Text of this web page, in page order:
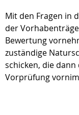
Mit den Fragen in
der
Bewertung
zuständige
schicken, die
Vorprüfung